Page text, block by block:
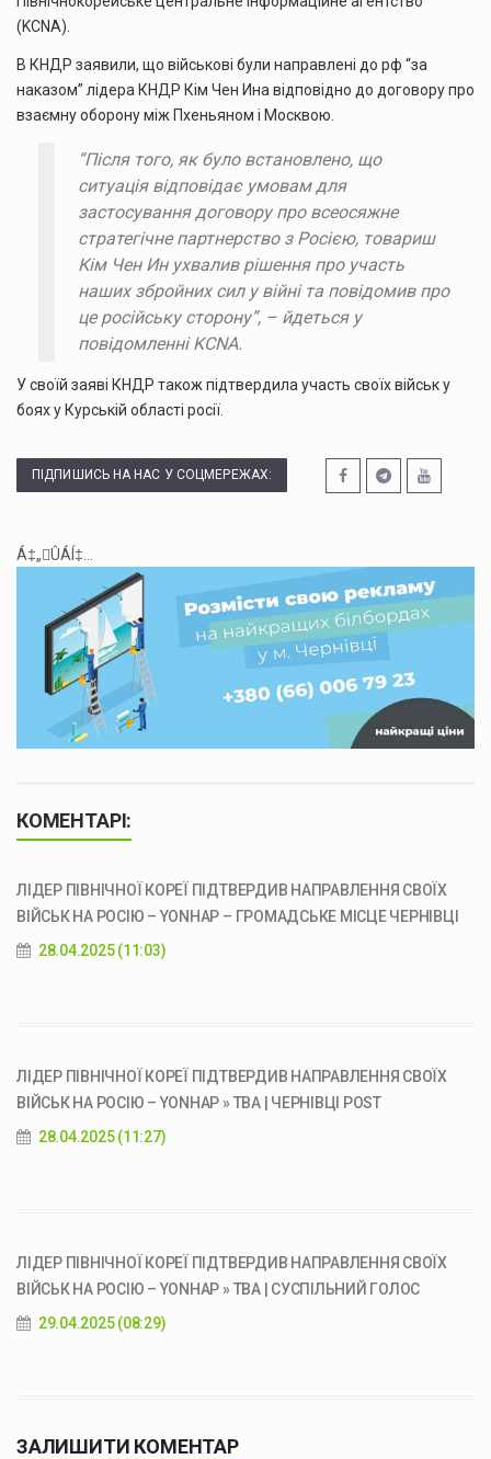
(KCNA).
В КНДР заявили, що військові були направлені до рф “за
наказом” лідера КНДР Кім Чен Ина відповідно до договору про
взаємну оборону між Пхеньяном і Москвою.
“Після того, як було встановлено, що
ситуація відповідає умовам для
застосування договору про всеосяжне
стратегічне партнерство з Росією, товариш
Кім Чен Ин ухвалив рішення про участь
наших збройних сил у війні та повідомив про
це російську сторону”, – йдеться у
повідомленні KCNA.
У своїй заяві КНДР також підтвердила участь своїх військ у
боях у Курській області росії.
ПІДПИШИСЬ НА НАС У СОЦМЕРЕЖАХ:
Á‡„ÛÁÍ‡...
КОМЕНТАРІ:
ЛІДЕР ПІВНІЧНОЇ КОРЕЇ ПІДТВЕРДИВ НАПРАВЛЕННЯ СВОЇХ
ВІЙСЬК НА РОСІЮ – YONHAP – ГРОМАДСЬКЕ МІСЦЕ ЧЕРНІВЦІ
28.04.2025 (11:03)
ЛІДЕР ПІВНІЧНОЇ КОРЕЇ ПІДТВЕРДИВ НАПРАВЛЕННЯ СВОЇХ
ВІЙСЬК НА РОСІЮ – YONHAP » ТВА | ЧЕРНІВЦІ POST
28.04.2025 (11:27)
ЛІДЕР ПІВНІЧНОЇ КОРЕЇ ПІДТВЕРДИВ НАПРАВЛЕННЯ СВОЇХ
ВІЙСЬК НА РОСІЮ – YONHAP » ТВА | СУСПІЛЬНИЙ ГОЛОС
29.04.2025 (08:29)
ЗАЛИШИТИ КОМЕНТАР